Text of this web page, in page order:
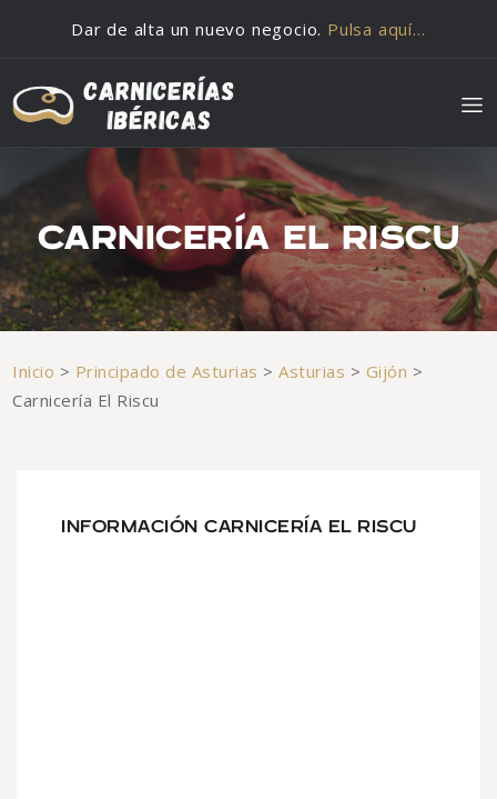
Dar de alta un nuevo negocio. Pulsa aquí…
CARNICERÍA EL RISCU
Inicio > Principado de Asturias >Asturias > Gijón >
Carnicería El Riscu
INFORMACIÓN CARNICERÍA EL RISCU